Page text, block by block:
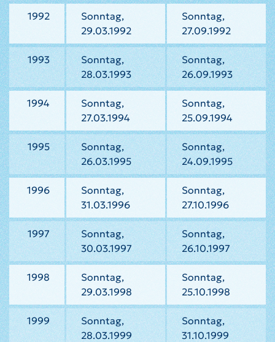
1992
Sonntag,
29.03.1992
Sonntag,
27.09.1992
1993
Sonntag,
28.03.1993
Sonntag,
26.09.1993
1994
Sonntag,
27.03.1994
Sonntag,
25.09.1994
1995
Sonntag,
26.03.1995
Sonntag,
24.09.1995
1996
Sonntag,
31.03.1996
Sonntag,
27.10.1996
1997
Sonntag,
30.03.1997
Sonntag,
26.10.1997
1998
Sonntag,
29.03.1998
Sonntag,
25.10.1998
1999
Sonntag,
28.03.1999
Sonntag,
31.10.1999